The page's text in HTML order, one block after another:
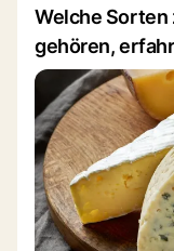
Welche Sorten
gehören,